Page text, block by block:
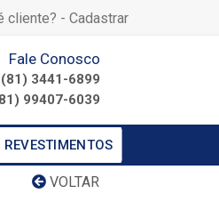
cliente? - Cadastrar
Fale Conosco
(81) 3441-6899
99407-6039
REVESTIMENTOS
VOLTAR